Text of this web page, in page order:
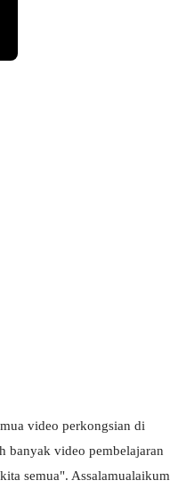
video perkongsian di
banyak video pembelajaran
semua". Assalamualaikum
Tingkatan 4